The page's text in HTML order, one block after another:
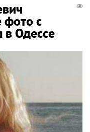
фото с
Одессе